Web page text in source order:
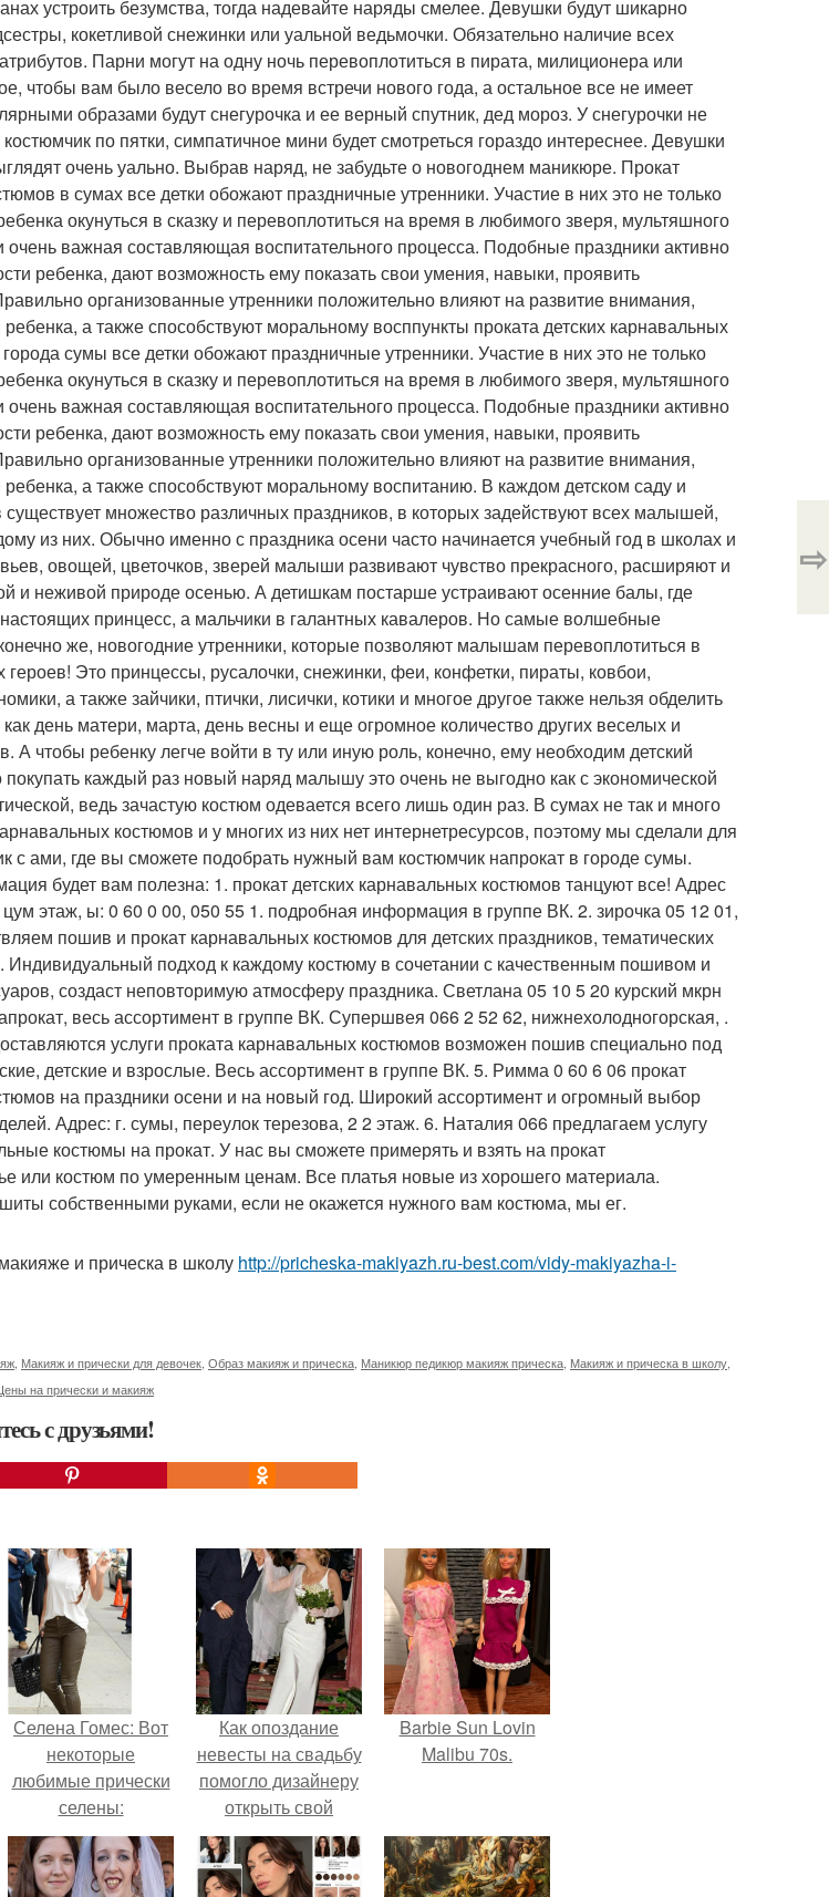
устроить безумства, тогда надевайте наряды смелее. Девушки будут шикарно
кокетливой снежинки или уальной ведьмочки. Обязательно наличие всех
Парни могут на одну ночь перевоплотиться в пирата, милиционера или
чтобы вам было весело во время встречи нового года, а остальное все не имеет
образами будут снегурочка и ее верный спутник, дед мороз. У снегурочки не
по пятки, симпатичное мини будет смотреться гораздо интереснее. Девушки
очень уально. Выбрав наряд, не забудьте о новогоднем маникюре. Прокат
в сумах все детки обожают праздничные утренники. Участие в них это не только
окунуться в сказку и перевоплотиться на время в любимого зверя, мультяшного
очень важная составляющая воспитательного процесса. Подобные праздники активно
ребенка, дают возможность ему показать свои умения, навыки, проявить
организованные утренники положительно влияют на развитие внимания,
а также способствуют моральному восппункты проката детских карнавальных
сумы все детки обожают праздничные утренники. Участие в них это не только
окунуться в сказку и перевоплотиться на время в любимого зверя, мультяшного
очень важная составляющая воспитательного процесса. Подобные праздники активно
ребенка, дают возможность ему показать свои умения, навыки, проявить
организованные утренники положительно влияют на развитие внимания,
а также способствуют моральному воспитанию. В каждом детском саду и
множество различных праздников, в которых задействуют всех малышей,
из них. Обычно именно с праздника осени часто начинается учебный год в школах и
овощей, цветочков, зверей малыши развивают чувство прекрасного, расширяют и
и неживой природе осенью. А детишкам постарше устраивают осенние балы, где
принцесс, а мальчики в галантных кавалеров. Но самые волшебные
же, новогодние утренники, которые позволяют малышам перевоплотиться в
Это принцессы, русалочки, снежинки, феи, конфетки, пираты, ковбои,
а также зайчики, птички, лисички, котики и многое другое также нельзя обделить
день матери, марта, день весны и еще огромное количество других веселых и
А чтобы ребенку легче войти в ту или иную роль, конечно, ему необходим детский
каждый раз новый наряд малышу это очень не выгодно как с экономической
ведь зачастую костюм одевается всего лишь один раз. В сумах не так и много
костюмов и у многих из них нет интернетресурсов, поэтому мы сделали для
с ами, где вы сможете подобрать нужный вам костюмчик напрокат в городе сумы.
будет вам полезна: 1. прокат детских карнавальных костюмов танцуют все! Адрес
цум этаж, ы: 0 60 0 00, 050 55 1. подробная информация в группе ВК. 2. зирочка 05 12 01,
пошив и прокат карнавальных костюмов для детских праздников, тематических
Индивидуальный подход к каждому костюму в сочетании с качественным пошивом и
создаст неповторимую атмосферу праздника. Светлана 05 10 5 20 курский мкрн
весь ассортимент в группе ВК. Супершвея 066 2 52 62, нижнехолодногорская, .
услуги проката карнавальных костюмов возможен пошив специально под
детские и взрослые. Весь ассортимент в группе ВК. 5. Римма 0 60 6 06 прокат
на праздники осени и на новый год. Широкий ассортимент и огромный выбор
Адрес: г. сумы, переулок терезова, 2 2 этаж. 6. Наталия 066 предлагаем услугу
костюмы на прокат. У нас вы сможете примерять и взять на прокат
или костюм по умеренным ценам. Все платья новые из хорошего материала.
собственными руками, если не окажется нужного вам костюма, мы ег.
и прическа в школу http://pricheska-makiyazh.ru-best.com/vidy-makiyazha-i-
Макияж и прически для девочек Образ макияж и прическа Маникюр педикюр макияж прическа Макияж и прическа в школу
на прически и макияж
с друзьями!
⇨
Селена Гомес: Вот
некоторые
любимые прически
селены:
Как опоздание
невесты на свадьбу
помогло дизайнеру
открыть свой
бренд.
Barbie Sun Lovin
Malibu 70s.